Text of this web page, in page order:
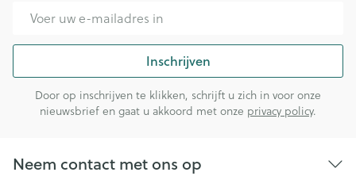
Inschrijven
Door op inschrijven te klikken, schrijft u zich in voor onze
nieuwsbrief en gaat u akkoord met onze privacy policy.
Neem contact met ons op